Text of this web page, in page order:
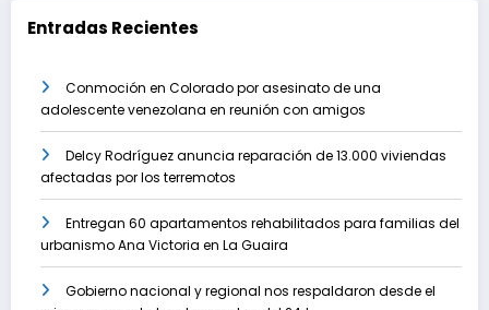
Entradas Recientes
Conmoción en Colorado por asesinato de una
adolescente venezolana en reunión con amigos
Delcy Rodríguez anuncia reparación de 13.000 viviendas
afectadas por los terremotos
Entregan 60 apartamentos rehabilitados para familias del
urbanismo Ana Victoria en La Guaira
Gobierno nacional y regional nos respaldaron desde el